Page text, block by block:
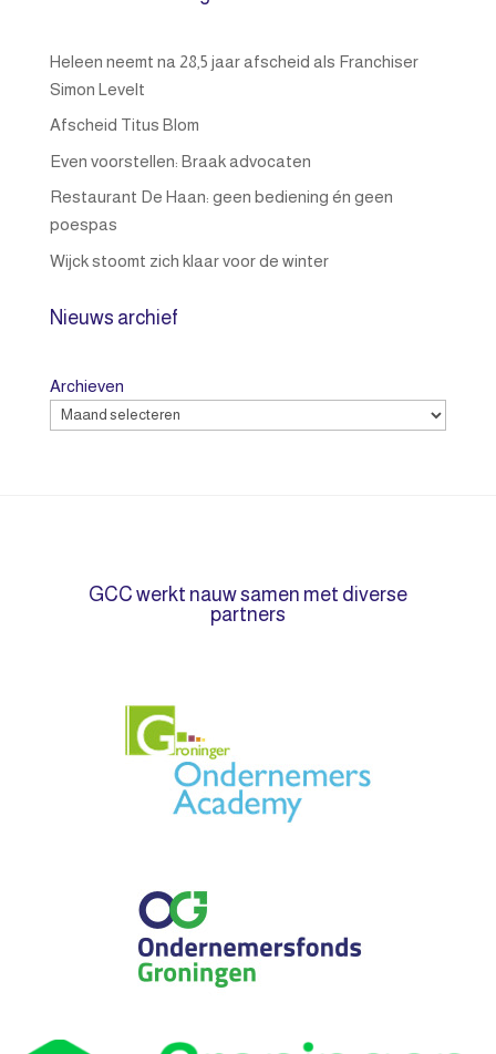
Heleen neemt na 28,5 jaar afscheid als Franchiser
Simon Levelt
Afscheid Titus Blom
Even voorstellen: Braak advocaten
Restaurant De Haan: geen bediening én geen
poespas
Wijck stoomt zich klaar voor de winter
Nieuws archief
Archieven
GCC werkt nauw samen met diverse
partners